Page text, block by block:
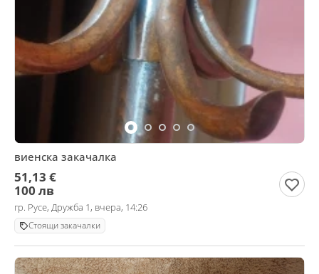
виенска закачалка
51,13 €
100 лв
гр. Русе, Дружба 1, вчера, 14:26
Стоящи закачалки